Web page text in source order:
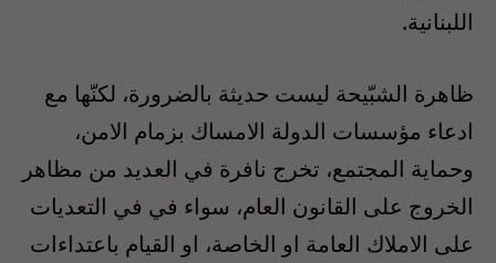
اللبنانية.
ظاهرة الشبّيحة ليست حديثة بالضرورة، لكنّها مع
ادعاء مؤسسات الدولة الامساك بزمام الامن،
وحماية المجتمع، تخرج نافرة في العديد من مظاهر
الخروج على القانون العام، سواء في في التعديات
على الاملاك العامة او الخاصة، او القيام باعتداءات